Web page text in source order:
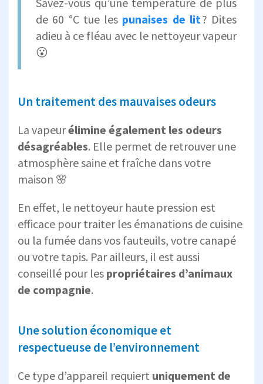
de 60 °C tue les punaises de lit? Dites
adieu à ce fléau avec le nettoyeur vapeur
😮
Un traitement des mauvaises odeurs
La vapeurélimine également les odeurs
désagréables. Elle permet de retrouver une
atmosphère saine et fraîche dans votre
maison 🌸
En effet, le nettoyeur haute pression est
efficace pour traiter les émanations de cuisine
ou la fumée dans vos fauteuils, votre canapé
ou votre tapis. Par ailleurs, il est aussi
conseillé pour les propriétaires d’animaux
de compagnie.
Une solution économique et
respectueuse de l’environnement
Ce type d’appareil requiert uniquement de